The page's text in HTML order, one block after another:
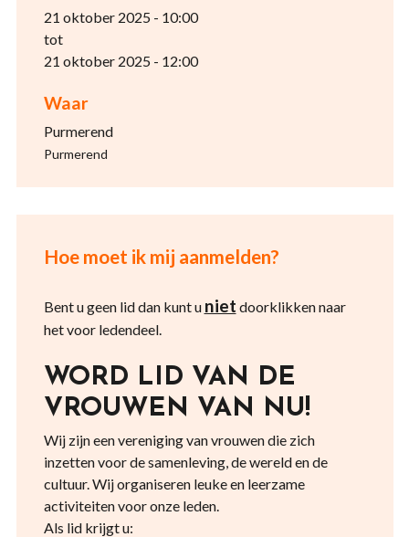
21 oktober 2025 - 10:00
tot
21 oktober 2025 - 12:00
Waar
Purmerend
Purmerend
Hoe moet ik mij aanmelden?
Bent u geen lid dan kunt u niet doorklikken naar
het voor ledendeel.
WORD LID VAN DE
VROUWEN VAN NU!
Wij zijn een vereniging van vrouwen die zich
inzetten voor de samenleving, de wereld en de
cultuur. Wij organiseren leuke en leerzame
activiteiten voor onze leden.
Als lid krijgt u: